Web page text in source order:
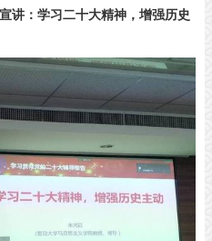
讲：学习二十大精神，增强历史